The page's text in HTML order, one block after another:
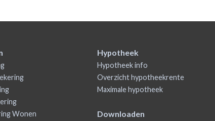
Wonen
Hypotheek
Hypotheek info
Overzicht hypotheekrente
Maximale hypotheek
Downloaden